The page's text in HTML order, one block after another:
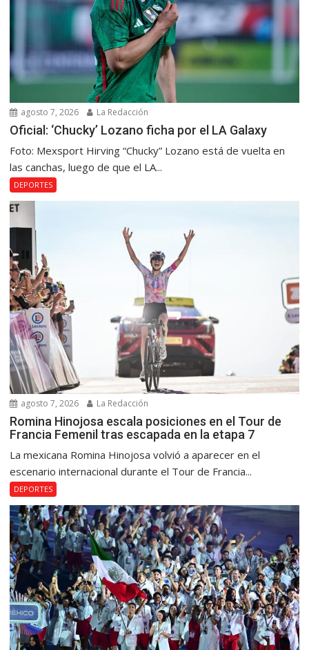
agosto 7, 2026 La Redacción
Oficial: ‘Chucky’ Lozano ficha por el LA Galaxy
Foto: Mexsport Hirving “Chucky” Lozano está de vuelta en
las canchas, luego de que el LA...
DEPORTES
agosto 7, 2026 La Redacción
Romina Hinojosa escala posiciones en el Tour de
Francia Femenil tras escapada en la etapa 7
La mexicana Romina Hinojosa volvió a aparecer en el
escenario internacional durante el Tour de Francia...
DEPORTES